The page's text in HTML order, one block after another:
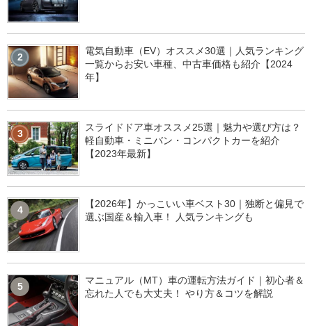
2
電気自動車（EV）オススメ30選｜人気ランキング
一覧からお安い車種、中古車価格も紹介【2024
年】
3
スライドドア車オススメ25選｜魅力や選び方は？
軽自動車・ミニバン・コンパクトカーを紹介
【2023年最新】
4
【2026年】かっこいい車ベスト30｜独断と偏見で
選ぶ国産＆輸入車！ 人気ランキングも
5
マニュアル（MT）車の運転方法ガイド｜初心者＆
忘れた人でも大丈夫！ やり方＆コツを解説